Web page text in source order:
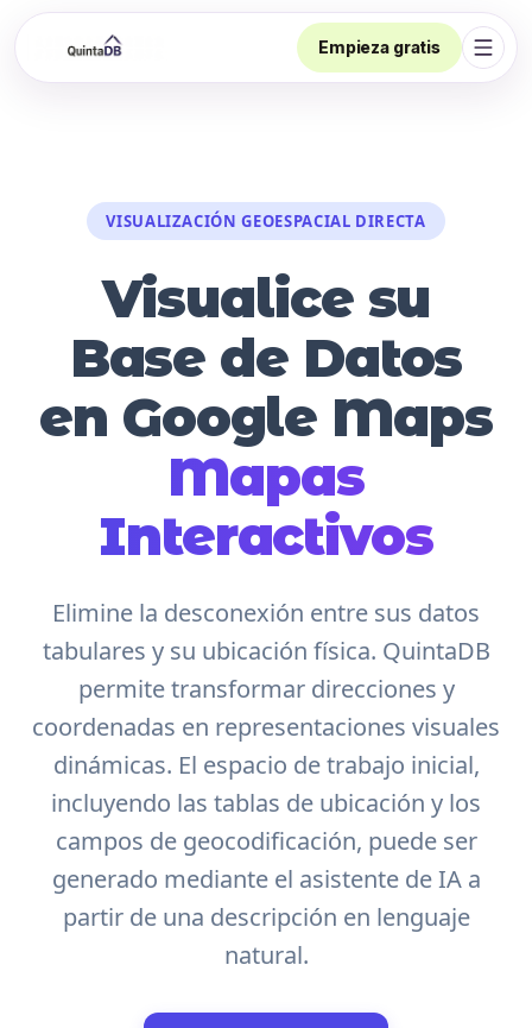
Empieza gratis
Abrir
VISUALIZACIÓN GEOESPACIAL DIRECTA
Visualice su
Base de Datos
en Google Maps
Mapas
Interactivos
Elimine la desconexión entre sus datos
tabulares y su ubicación física. QuintaDB
permite transformar direcciones y
coordenadas en representaciones visuales
dinámicas. El espacio de trabajo inicial,
incluyendo las tablas de ubicación y los
campos de geocodificación, puede ser
generado mediante el asistente de IA a
partir de una descripción en lenguaje
natural.